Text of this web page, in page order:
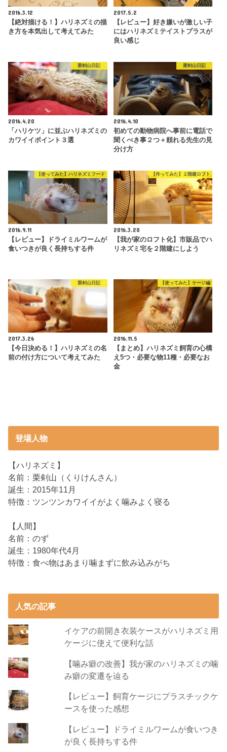
2016.3.12
【絶対描ける！】ハリネズミの描
き方を本気出して考えてみた
2017.5.2
【レビュー】好き嫌いが激しい子
にはハリネズミテイストプラスが
良い感じ
栗剣山日記
2016.4.20
「ハリケツ」に並ぶハリネズミの
カワイイポイント３選
栗剣山日記
2016.4.10
初めての動物病院へ事前に電話で
聞くべき事２つ＋頼れる先生の見
分け方
【使ってみた】ハリネズミフード
2016.9.11
【レビュー】ドライミルワームが
食いつきが良く長持ちする件
【作ってみた】２階建ロフト
2016.3.20
【我が家のロフト化】市販品でハ
リネズミ宅を２階建にしよう
栗剣山日記
2017.3.26
【今日決める！】ハリネズミの名
前の付け方について考えてみた
【使ってみた】ケージ編
2016.11.5
【まとめ】ハリネズミ飼育の心構
え5つ・必要な物11種・必要なお
金
登場人物
【ハリネズミ】
名前：栗剣山（くりけんさん）
誕生：2015年11月
特徴：ツンツンカワイイがよく噛みよく寝る
【人間】
名前：のず
誕生：1980年代4月
特徴：食べ物はあまり噛まずに飲み込みがち
人気の記事
イケアの前開き衣装ケースがハリネズミ用
ケージに使えて便利な話
【噛み癖の改善】我が家のハリネズミの噛
み癖の変遷を辿る
【レビュー】飼育ケージにプラスチックケ
ースを使った感想
【レビュー】ドライミルワームが食いつき
が良く長持ちする件